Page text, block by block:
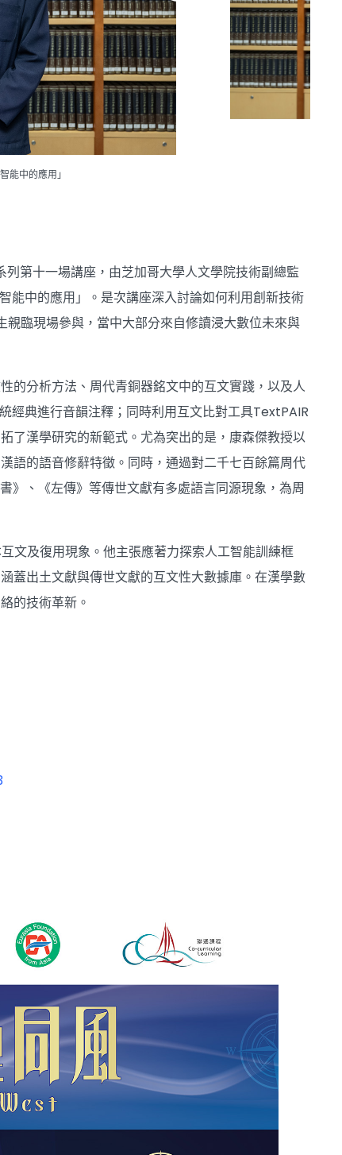
能中的應用」
第十一場講座，由芝加哥大學人文學院技術副總監
中的應用」。是次講座深入討論如何利用創新技術
臨現場參與，當中大部分來自修讀浸大數位未來與
的分析方法、周代青銅器銘文中的互文實踐，以及人
經典進行音韻注釋；同時利用互文比對工具TextPAIR
了漢學研究的新範式。尤為突出的是，康森傑教授以
語的語音修辭特徵。同時，通過對二千七百餘篇周代
》、《左傳》等傳世文獻有多處語言同源現象，為周
文及復用現象。他主張應著力探索人工智能訓練框
蓋出土文獻與傳世文獻的互文性大數據庫。在漢學數
的技術革新。